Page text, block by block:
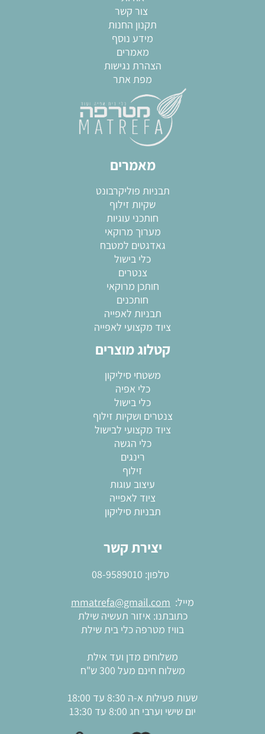
צור קשר
תקנון החנות
מידע נוסף
מאמרים
הצהרת נגישות
מפת אתר
מאמרים
תבניות פוליקרבונט
שקיות זילוף
חותכני עוגיות
מערוך מרוקאי
גאדגטים למטבח
כלי בישול
צנטרים
חותכן מרוקאי
חותכנים
תבניות לאפייה
ציוד מקצועי לאפייה
קטלוג מוצרים
משטחי סיליקון
כלי אפיה
כלי בישול
צנטרים ושקיות זילוף
ציוד מקצועי לבישול
כלי הגשה
רינגים
זילוף
עיצוב עוגות
ציוד לאפייה
תבניות סיליקון
יצירת קשר
טלפון: 08-9589010
מייל: mmatrefa@gmail.com
כתובתנו: איזור תעשיה שילת
בוויז מטרפה כלי בית שילת
משלוחים מדן ועד אילת
משלוח חינם מעל 300 ש"ח
שעות פעילות א-ה 8:30 עד 18:00
יום שישי וערבי חג 8:00 עד 13:30